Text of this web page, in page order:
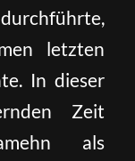
letzten
In dieser
Zeit
als